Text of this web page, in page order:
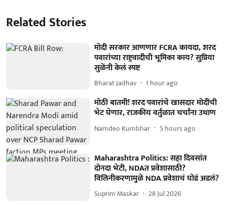
Related Stories
मोदी सरकार आणणार FCRA कायदा, शरद
पवारांच्या राष्ट्रवादीची भूमिका काय? सुप्रिया
सुळेंनी केलं स्पष्ट
Bharat Jadhav 1 hour ago
मोठी बातमी! शरद पवारांचे खासदार मोदींची
भेट घेणार, राजकीय वर्तुळात चर्चांना उधाण
Namdeo Kumbhar 5 hours ago
Maharashtra Politics: सहा दिवसांत
दोनदा भेटी, NDAत प्रवेशासाठी?
विलिनीकरणामुळे NDA प्रवेशाचं घोडं अडलं?
Suprim Maskar 28 Jul 2026